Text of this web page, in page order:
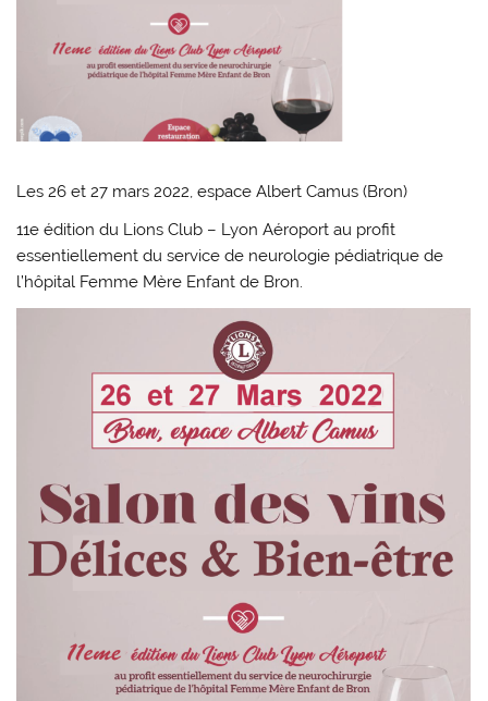
Les 26 et 27 mars 2022, espace Albert Camus (Bron)
11e édition du Lions Club – Lyon Aéroport au profit
essentiellement du service de neurologie pédiatrique de
l’hôpital Femme Mère Enfant de Bron.